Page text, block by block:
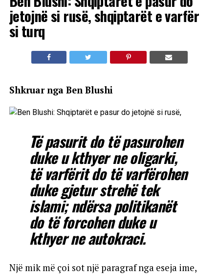
jetojnë si rusë, shqiptarët e varfër
si turq
Shkruar nga Ben Blushi
Të pasurit do të pasurohen
duke u kthyer ne oligarki,
të varfërit do të varfërohen
duke gjetur strehë tek
islami; ndërsa politikanët
do të forcohen duke u
kthyer ne autokraci.
Një mik më çoi sot një paragraf nga eseja ime,